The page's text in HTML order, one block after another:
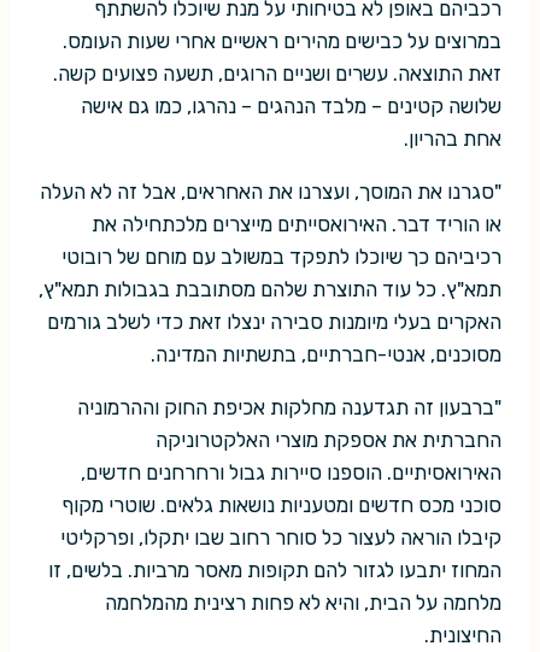
רכביהם באופן לא בטיחותי על מנת שיוכלו להשתתף
במרוצים על כבישים מהירים ראשיים אחרי שעות העומס.
זאת התוצאה. עשרים ושניים הרוגים, תשעה פצועים קשה.
שלושה קטינים – מלבד הנהגים – נהרגו, כמו גם אישה
אחת בהריון.
"סגרנו את המוסך, ועצרנו את האחראים, אבל זה לא העלה
או הוריד דבר. האירואסייתים מייצרים מלכתחילה את
רכיביהם כך שיוכלו לתפקד במשולב עם מוחם של רובוטי
תמא"ץ. כל עוד התוצרת שלהם מסתובבת בגבולות תמא"ץ,
האקרים בעלי מיומנות סבירה ינצלו זאת כדי לשלב גורמים
מסוכנים, אנטי-חברתיים, בתשתיות המדינה.
"ברבעון זה תגדענה מחלקות אכיפת החוק וההרמוניה
החברתית את אספקת מוצרי האלקטרוניקה
האירואסיתיים. הוספנו סיירות גבול ורחרחנים חדשים,
סוכני מכס חדשים ומטעניות נושאות גלאים. שוטרי מקוף
קיבלו הוראה לעצור כל סוחר רחוב שבו יתקלו, ופרקליטי
המחוז יתבעו לגזור להם תקופות מאסר מרביות. בלשים, זו
מלחמה על הבית, והיא לא פחות רצינית מהמלחמה
החיצונית.